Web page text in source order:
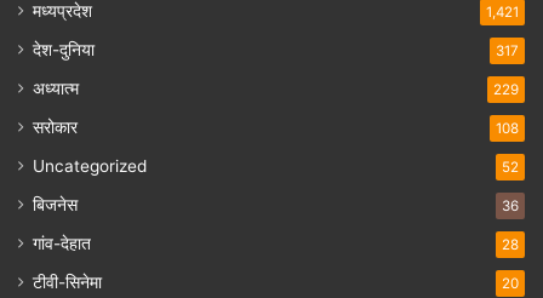
मध्यप्रदेश 1,421
देश-दुनिया 317
अध्यात्म 229
सरोकार 108
Uncategorized 52
बिजनेस 36
गांव-देहात 28
टीवी-सिनेमा 20